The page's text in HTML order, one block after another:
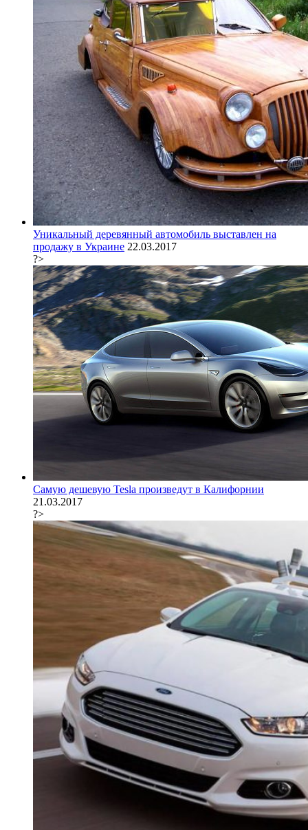
Уникальный деревянный автомобиль выставлен на
продажу в Украине 22.03.2017
?>
Самую дешевую Tesla произведут в Калифорнии
21.03.2017
?>